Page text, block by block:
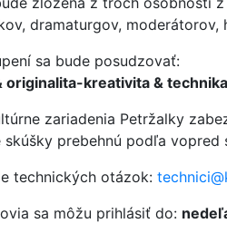
dramaturgov,
sa bude posudzovať:
originalita-kreativita &
zariadenia Petržalky
skúšky prebehnú podľa vopred
technických otázok:
sa môžu prihlásiť do: